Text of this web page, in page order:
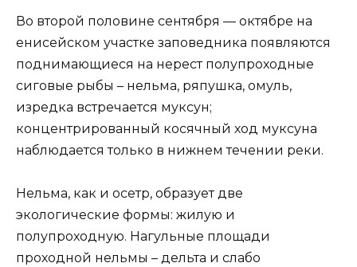
Во второй половине сентября — октябре на
енисейском участке заповедника появляются
поднимающиеся на нерест полупроходные
сиговые рыбы – нельма, ряпушка, омуль,
изредка встречается муксун;
концентрированный косячный ход муксуна
наблюдается только в нижнем течении реки.
Нельма, как и осетр, образует две
экологические формы: жилую и
полупроходную. Нагульные площади
проходной нельмы – дельта и слабо